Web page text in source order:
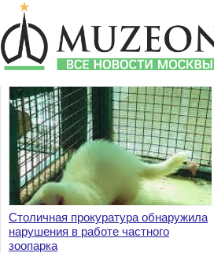
Столичная прокуратура обнаружила
нарушения в работе частного
зоопарка